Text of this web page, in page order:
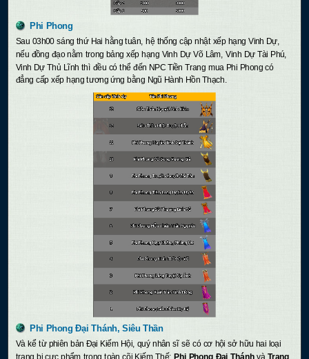
Phi Phong
Sau 03h00 sáng thứ Hai hằng tuân, hệ thống cập nhật xếp hạng Vinh Dự,
nếu đồng đạo nằm trong bảng xếp hạng Vinh Dự Võ Lâm, Vinh Dự Tài Phú,
Vinh Dự Thủ Lĩnh thì đều có thể đến NPC Tiền Trang mua Phi Phong có
đẳng cấp xếp hạng tương ứng bằng Ngũ Hành Hồn Thạch.
Phi Phong Đại Thánh, Siêu Thần
Và kể từ phiên bản Đại Kiếm Hội, quý nhân sĩ sẽ có cơ hội sở hữu hai loại
trang bị cực phẩm trong toàn cõi Kiếm Thế: Phi Phong Đại Thánhvà Trang